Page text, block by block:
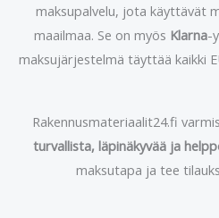
maksupalvelu, jota käyttävät
maailmaa. Se on myös Klarna-
maksujärjestelmä täyttää kaikki
Rakennusmateriaalit24.fi
turvallista, läpinäkyvää ja
maksutapa ja tee